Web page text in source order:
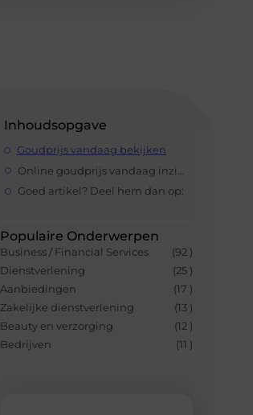
Inhoudsopgave
Goudprijs vandaag bekijken
Goed artikel? Deel hem dan op:
Populaire Onderwerpen
Business / Financial Services
(92 )
Dienstverlening
(25 )
Aanbiedingen
(17 )
Zakelijke dienstverlening
(13 )
Beauty en verzorging
(12 )
Bedrijven
(11 )